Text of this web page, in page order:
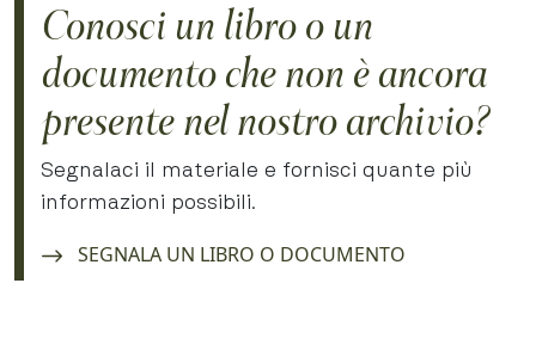
Conosci un libro o un
documento che non è ancora
presente nel nostro archivio?
Segnalaci il materiale e fornisci quante più
informazioni possibili.
Navigate to:
SEGNALA UN LIBRO O DOCUMENTO